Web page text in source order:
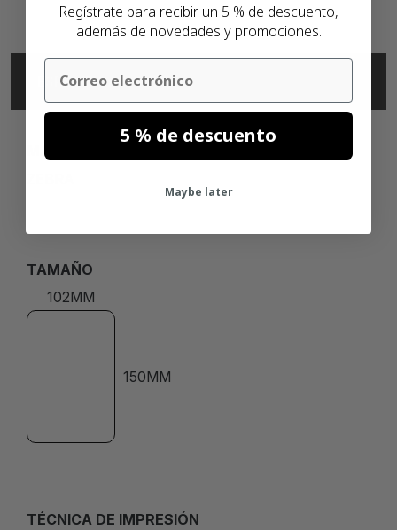
ESPECIFICACIONES
MARCA
TAMAÑO
102MM
150MM
TÉCNICA DE IMPRESIÓN
Regístrate para recibir un 5 % de descuento,
además de novedades y promociones.
Email
5 % de descuento
Maybe later